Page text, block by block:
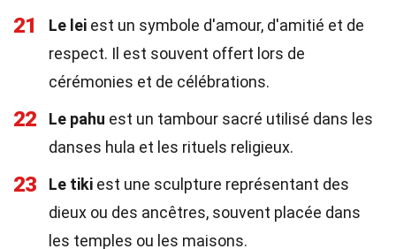
21 Le lei est un symbole d'amour, d'amitié et de
respect. Il est souvent offert lors de
cérémonies et de célébrations.
22 Le pahu est un tambour sacré utilisé dans les
danses hula et les rituels religieux.
23 Le tiki est une sculpture représentant des
dieux ou des ancêtres, souvent placée dans
les temples ou les maisons.